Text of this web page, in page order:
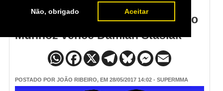
Não, obrigado Aceitar
Resultado UFC Estocolmo: Pedro
Munhoz vence Damian Stasiak
POSTADO POR JOÃO RIBEIRO, EM 28/05/2017 14:02 - SUPERMMA